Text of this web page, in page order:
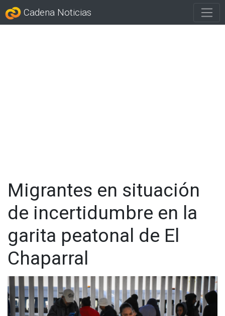
Cadena Noticias
Migrantes en situación
de incertidumbre en la
garita peatonal de El
Chaparral